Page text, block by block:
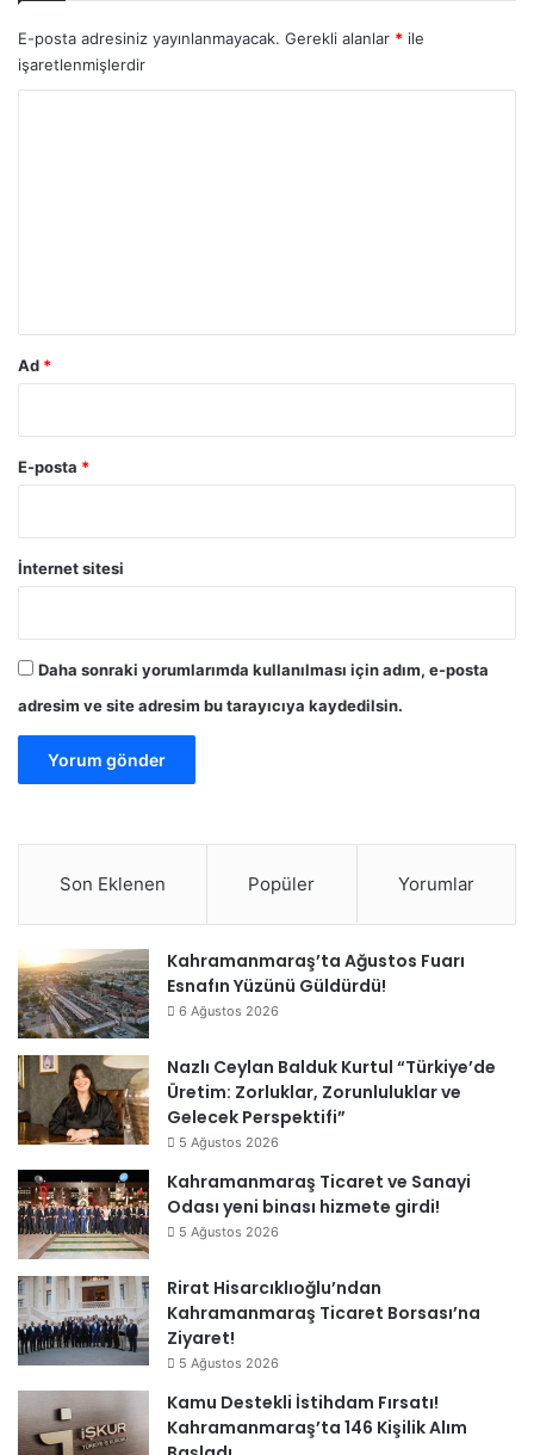
E-posta adresiniz yayınlanmayacak. Gerekli alanlar * ile
işaretlenmişlerdir
Ad *
E-posta *
İnternet sitesi
Daha sonraki yorumlarımda kullanılması için adım, e-posta
adresim ve site adresim bu tarayıcıya kaydedilsin.
Son Eklenen Popüler Yorumlar
Kahramanmaraş’ta Ağustos Fuarı
Esnafın Yüzünü Güldürdü!
6 Ağustos 2026
Nazlı Ceylan Balduk Kurtul “Türkiye’de
Üretim: Zorluklar, Zorunluluklar ve
Gelecek Perspektifi”
5 Ağustos 2026
Kahramanmaraş Ticaret ve Sanayi
Odası yeni binası hizmete girdi!
5 Ağustos 2026
Rirat Hisarcıklıoğlu’ndan
Kahramanmaraş Ticaret Borsası’na
Ziyaret!
5 Ağustos 2026
Kamu Destekli İstihdam Fırsatı!
Kahramanmaraş’ta 146 Kişilik Alım